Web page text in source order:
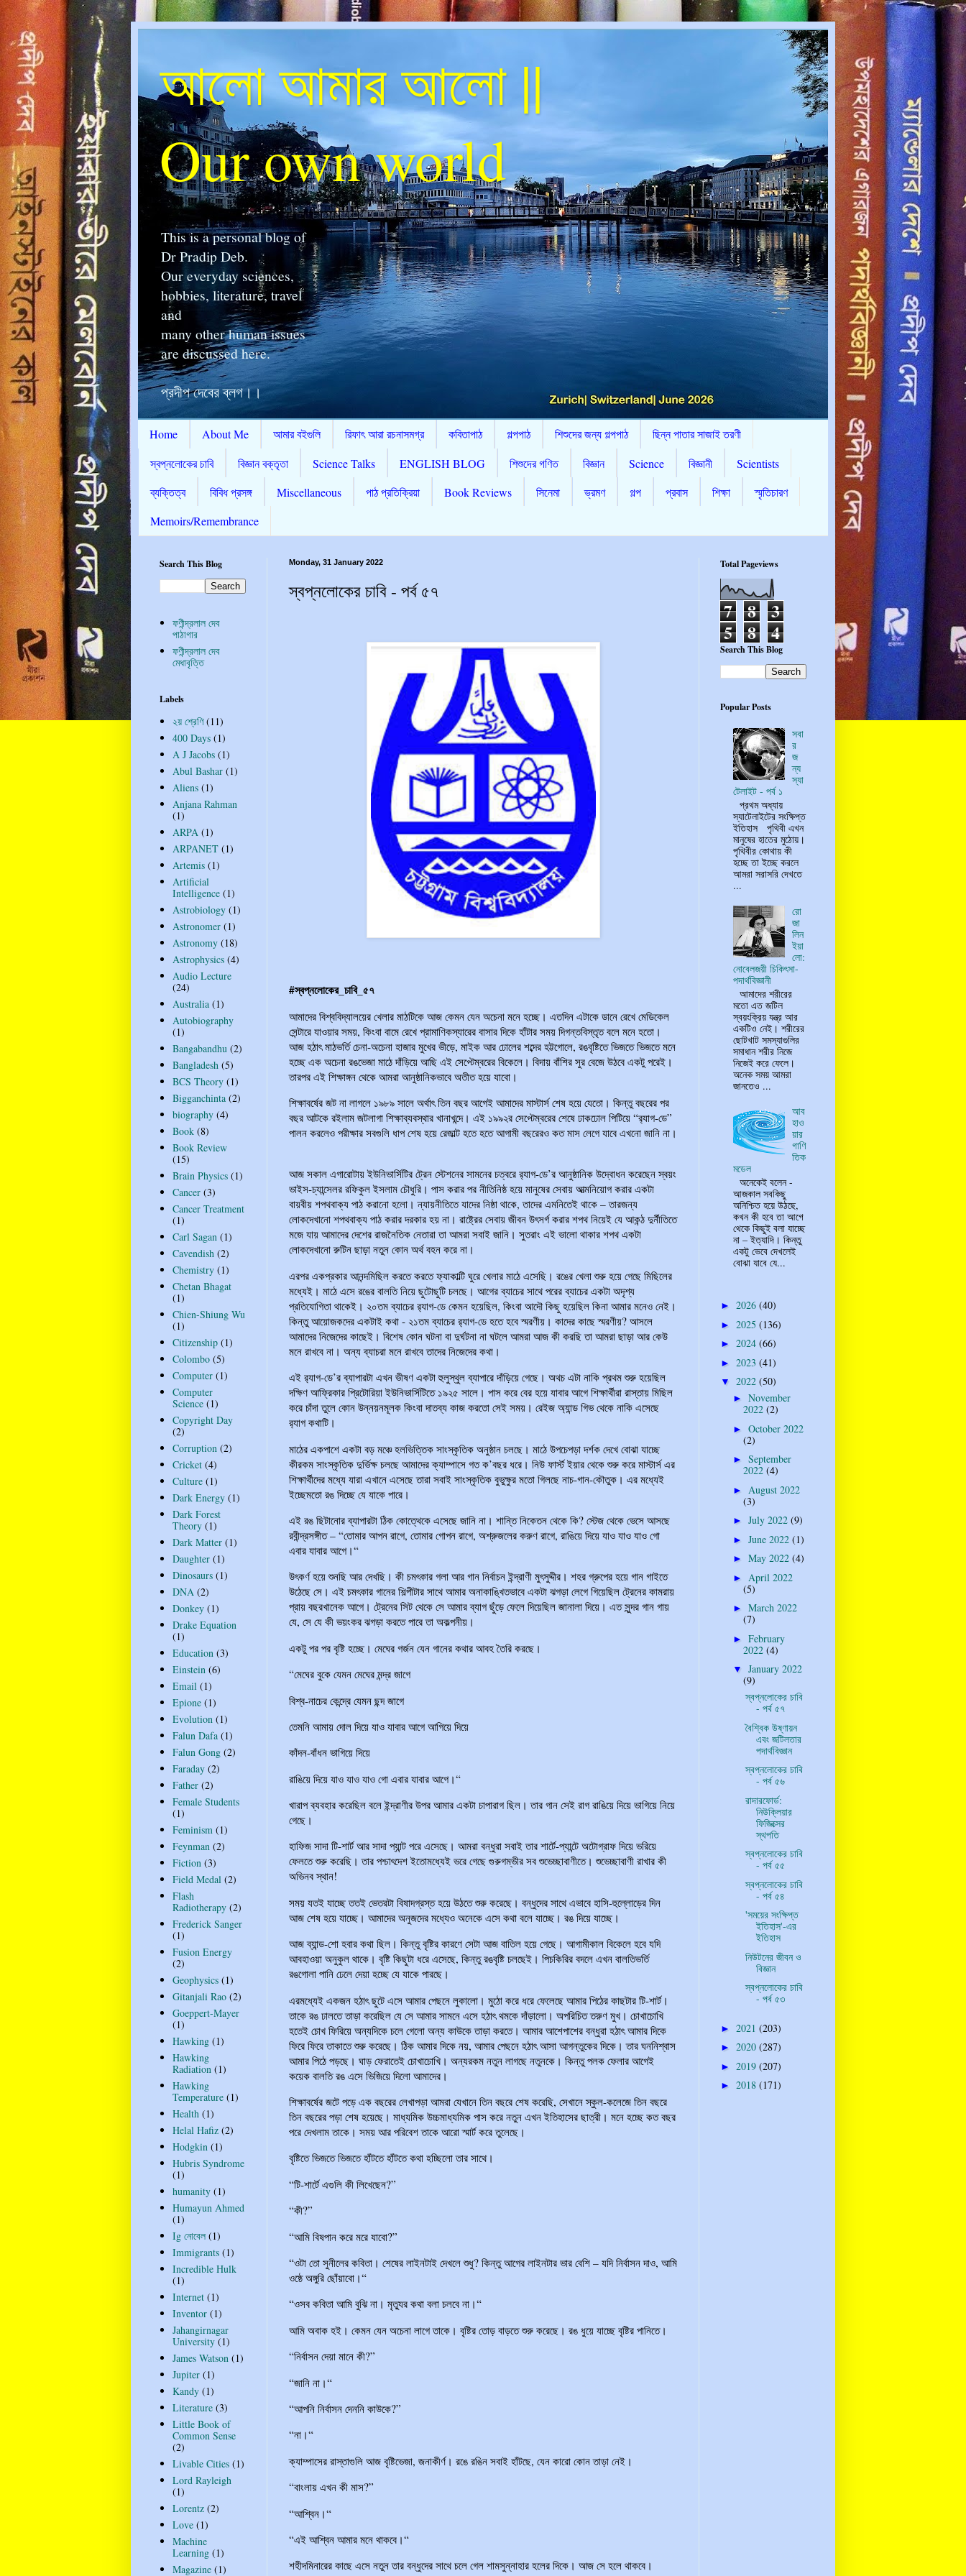
আলো আমার আলো ||
Our own world
This is a personal blog of
Dr Pradip Deb.
Our everyday sciences,
hobbies, literature, travel
and
many other human issues
are discussed here.
প্রদীপ দেবের ব্লগ।।
Home About Me আমার বইগুলি রিফাৎ আরা রচনাসমগ্র কবিতাপাঠ গল্পপাঠ শিশুদের জন্য গল্পপাঠ
ছিন্ন পাতার সাজাই তরণী
স্বপ্নলোকের চাবি
বিজ্ঞান বক্তৃতা Science Talks ENGLISH BLOG শিশুদের গণিত বিজ্ঞান Science বিজ্ঞানী
Scientists
ব্যক্তিত্ব
বিবিধ প্রসঙ্গ Miscellaneous পাঠ প্রতিক্রিয়া Book Reviews সিনেমা ভ্রমণ গল্প প্রবাস শিক্ষা
স্মৃতিচারণ
Memoirs/Remembrance
Monday, 31 January 2022
স্বপ্নলোকের চাবি - পর্ব ৫৭
#স্বপ্নলোকের_চাবি_৫৭
আমাদের বিশ্ববিদ্যালয়ের খেলার মাঠটিকে আজ কেমন যেন অচেনা মনে হচ্ছে। এতদিন এটাকে ডানে রেখে মেডিকেল
সেন্টারে যাওয়ার সময়, কিংবা বামে রেখে প্রামাণিকস্যারের বাসার দিকে হাঁটার সময় দিগন্তবিস্তৃত বলে মনে হতো।
আজ হঠাৎ মাঠভর্তি চেনা-অচেনা হাজার মুখের ভীড়ে, মাইক আর ঢোলের শব্দের হট্টগোলে, রঙবৃষ্টিতে ভিজতে ভিজতে মনে
হচ্ছে এক অচেনা রঙভেজা মাঠে দাঁড়িয়ে আছি এই সেপ্টেম্বরের বিকেলে। বিদায় বাঁশির সুর বেজে উঠবে একটু পরেই।
তারপর এই শিক্ষাঙ্গন থেকে আমরা আনুষ্ঠানিকভাবে অতীত হয়ে যাবো।
শিক্ষাবর্ষের জট না লাগলে ১৯৮৯ সালে অর্থাৎ তিন বছর আগেই আমাদের মাস্টার্স শেষ হয়ে যেতো। কিন্তু বছরের পর
বছর আটকে রইলাম জটলাগা শিক্ষাব্যবস্থার খানাখন্দে। এই ১৯৯২র সেপ্টেম্বরের শেষে ঢাকঢোল পিটিয়ে “র‍্যাগ-ডে”
পালন করলেও পরীক্ষার সবগুলি ধাপ শেষ হয়ে রেজাল্ট হতে হতে আগামী বছরেরও কত মাস লেগে যাবে এখনো জানি না।
আজ সকাল এগারোটায় ইউনিভার্সিটির ট্রেন স্টেশনের সামনের চত্বরে র‍্যাগ-ডে’র আনুষ্ঠানিক উদ্বোধন করেছেন স্বয়ং
ভাইস-চ্যান্সেলর রফিকুল ইসলাম চৌধুরি। পাস করার পর নীতিনিষ্ঠ হয়ে মানুষের সেবায় আত্মনিয়োগ করার একটা
বায়বীয় শপথবাক্য পাঠ করানো হলো। ন্যায়নীতিতে যাদের নিষ্ঠা থাকে, তাদের এমনিতেই থাকে – তারজন্য
লোকদেখানো শপথবাক্য পাঠ করার দরকার হয় না। রাষ্ট্রের সেবায় জীবন উৎসর্গ করার শপথ নিয়েই যে আকন্ঠ দুর্নীতিতে
মজে যায় আমাদের দেশের রাজনৈতিক নেতারা তা আমরা সবাই জানি। সুতরাং এই ভালো থাকার শপথ একটা
লোকদেখানো রুটিন ছাড়া নতুন কোন অর্থ বহন করে না।
এরপর একপ্রকার আনন্দমিছিল করতে করতে ফ্যাকাল্টি ঘুরে খেলার মাঠে এসেছি। রঙের খেলা শুরু হয়ে গেছে মিছিলের
মধ্যেই। মাঠে এসে রঙের বালতি নিয়ে ছুটোছুটি চলছে। আগের ব্যাচের সাথে পরের ব্যাচের একটা অদৃশ্য
প্রতিযোগিতা থাকেই। ২০তম ব্যাচের র‍্যাগ-ডে কেমন হয়েছিল, কিংবা আদৌ কিছু হয়েছিল কিনা আমার মনেও নেই।
কিন্তু আয়োজকদের একটাই কথা - ২১তম ব্যাচের র‍্যাগ-ডে হতে হবে স্মরণীয়। কাদের কাছে স্মরণীয়? আসলে
আমাদের নিজেদের কাছেই। বিশেষ কোন ঘটনা বা দুর্ঘটনা না ঘটলে আমরা আজ কী করছি তা আমরা ছাড়া আর কেউ
মনে রাখবে না। অন্য ব্যাচরা মনে রাখবে তাদের নিজেদের কথা।
এই র‍্যাগ-ডে’র ব্যাপারটা এখন ভীষণ একটা হুলুস্থুল ব্যাপারে দাঁড়িয়ে গেছে। অথচ এটা নাকি প্রথম শুরু হয়েছিল
দক্ষিণ আফ্রিকার প্রিটোরিয়া ইউনিভার্সিটিতে ১৯২৫ সালে। পাস করে বের হয়ে যাবার আগে শিক্ষার্থীরা রাস্তায় মিছিল
করে চাঁদা তুলে কোন উন্নয়নমূলক কিংবা দাতব্য কাজ করতো সেই সময়। রেইজ অ্যান্ড গিভ থেকে নাকি এসেছে
র‍্যাগ কথাটি।
মাঠের একপাশে একটা বড় মঞ্চে হলভিত্তিক সাংস্কৃতিক অনুষ্ঠান চলছে। মাঠে উপচেপড়া দর্শক দেখে বোঝা যাচ্ছে
কীরকম সাংস্কৃতিক দুর্ভিক্ষ চলছে আমাদের ক্যাম্পাসে গত ক’বছর ধরে। নিউ ফার্স্ট ইয়ার থেকে শুরু করে মাস্টার্স এর
শিক্ষার্থীদের মধ্যে যারা এখানে এসেছে তারা সবাই সাংস্কৃতিক বুভুক্ষুর মতো গিলছে নাচ-গান-কৌতুক। এর মধ্যেই
ইচ্ছেমতো রঙ দিচ্ছে যে যাকে পারে।
এই রঙ ছিটানোর ব্যাপারটা ঠিক কোত্থেকে এসেছে জানি না। শান্তি নিকেতন থেকে কি? স্টেজ থেকে ভেসে আসছে
রবীন্দ্রসঙ্গীত – “তোমার আপন রাগে, তোমার গোপন রাগে, অশ্রুজলের করুণ রাগে, রাঙিয়ে দিয়ে যাও যাও যাও গো
এবার যাবার আগে।“
উৎকর্ণ হয়ে শুনছি আর দেখছি। কী চমৎকার গলা আর গান নির্বাচন ইন্দ্রাণী মুৎসুদ্দীর। শহর গ্রুপের হয়ে গান গাইতে
উঠেছে সে। এই চমৎকার গানের শিল্পীটার সাথে আমার অনাকাঙ্খিতভাবে একটা ঝগড়া লেগে গিয়েছিল ট্রেনের কামরায়
প্রায় বছরখানেক আগে। ট্রেনের সিট থেকে সে আমার ব্যাগ ছুঁড়ে ফেলে দিয়েছিল জানালা দিয়ে। এত সুন্দর গান গায়
যে, সে যে কী ভয়ংকর ঝগড়া করতে পারে তা অকল্পনীয়।
একটু পর পর বৃষ্টি হচ্ছে। মেঘের গর্জন যেন গানের কথার আবহ তৈরি করছে।
“মেঘের বুকে যেমন মেঘের মন্দ্র জাগে
বিশ্ব-নাচের কেন্দ্রে যেমন ছন্দ জাগে
তেমনি আমায় দোল দিয়ে যাও যাবার আগে আগিয়ে দিয়ে
কাঁদন-বাঁধন ভাগিয়ে দিয়ে
রাঙিয়ে দিয়ে যাও যাও যাও গো এবার যাবার আগে।“
খারাপ ব্যবহার করেছিল বলে ইন্দ্রাণীর উপর আমার একটা চাপারাগ ছিল। তার গান সেই রাগ রাঙিয়ে দিয়ে ভাগিয়ে নিয়ে
গেছে।
হাফিজ সাদা টি-শার্ট আর সাদা প্যান্ট পরে এসেছে। আমরা বন্ধুরা সবাই তার শার্টে-প্যান্টে অটোগ্রাফ দিয়ে ভরিয়ে
ফেলতে শুরু করেছি। তার পশ্চাৎদেশ ইতোমধ্যেই ভরে গেছে গুরুগম্ভীর সব শুভেচ্ছাবাণীতে। শুভেচ্ছাবাণী রাখার কী
অভিনব স্থান!
সময় যতই যাচ্ছে ততই ভেতরটা বিষাদগ্রস্ত হয়ে উঠতে শুরু করেছে। বন্ধুদের সাথে এভাবে হাসি-হুল্লোড়ের দিন
আজ শেষ হয়ে যাচ্ছে। আমাদের অনুজদের মধ্যেও অনেকে এসে কথা বলে যাচ্ছে। রঙ দিয়ে যাচ্ছে।
আজ ব্যান্ড-শো হবার কথা ছিল। কিন্তু বৃষ্টির কারণে সেটা আজ বাতিল হয়ে গেছে। আগামীকাল বিকেলে হবে যদি
আবহাওয়া অনুকুল থাকে। বৃষ্টি কিছুটা ধরে এসেছে, কিন্তু রঙবৃষ্টি চলছেই। পিচকিরির বদলে এখন বালতিভর্তি
রঙগোলা পানি ঢেলে দেয়া হচ্ছে যে যাকে পারছে।
এরমধ্যেই একজন হঠাৎ ছুটে এসে আমার পেছনে লুকালো। মুঠো করে ধরে ফেলেছে আমার পিঠের কাছটার টি-শার্ট।
তাকে রঙ ঢালতে তাড়া করেছিল যে সে আমার সামনে এসে হঠাৎ থমকে দাঁড়ালো। অপরিচিত তরুণ মুখ। চোখাচোখি
হতেই চোখ ফিরিয়ে অন্যদিকে চলে গেলো অন্য কাউকে তাড়া করতে। আমার আশেপাশের বন্ধুরা হঠাৎ আমার দিকে
ফিরে ফিরে তাকাতে শুরু করেছে। ঠিক আমার দিকে নয়, আমার পেছনে হঠাৎ আসা আগন্তুকের দিকে। তার ঘননিশ্বাস
আমার পিঠে পড়ছে। ঘাড় ফেরাতেই চোখাচোখি। অন্যরকম নতুন লাগছে নতুনকে। কিন্তু পলক ফেলার আগেই
কয়েক বালতি রঙ এসে ভিজিয়ে দিলো আমাদের।
শিক্ষাবর্ষের জটে পড়ে এক বছরের লেখাপড়া আমরা যেখানে তিন বছরে শেষ করেছি, সেখানে স্কুল-কলেজে তিন বছরে
তিন বছরের পড়া শেষ হয়েছে। মাধ্যমিক উচ্চমাধ্যমিক পাস করে নতুন এখন ইতিহাসের ছাত্রী। মনে হচ্ছে কত বছর
পরে দেখলাম তাকে। সময় আর পরিবেশ তাকে আরো স্মার্ট করে তুলেছে।
বৃষ্টিতে ভিজতে ভিজতে হাঁটতে হাঁটতে কথা হচ্ছিলো তার সাথে।
“টি-শার্টে এগুলি কী লিখেছেন?”
“কী?”
“আমি বিষপান করে মরে যাবো?”
“ওটা তো সুনীলের কবিতা। শেষের লাইনটাই দেখলে শুধু? কিন্তু আগের লাইনটার ভার বেশি – যদি নির্বাসন দাও, আমি
ওষ্ঠে অঙ্গুরি ছোঁয়াবো।“
“ওসব কবিতা আমি বুঝি না। মৃত্যুর কথা বলা চলবে না।“
আমি অবাক হই। কেমন যেন অচেনা লাগে তাকে। বৃষ্টির তোড় বাড়তে শুরু করেছে। রঙ ধুয়ে যাচ্ছে বৃষ্টির পানিতে।
“নির্বাসন দেয়া মানে কী?”
“জানি না।“
“আপনি নির্বাসন দেননি কাউকে?”
“না।“
ক্যাম্পাসের রাস্তাগুলি আজ বৃষ্টিভেজা, জনাকীর্ণ। রঙে রঙিন সবাই হাঁটছে, যেন কারো কোন তাড়া নেই।
“বাংলায় এখন কী মাস?”
“আশ্বিন।“
“এই আশ্বিন আমার মনে থাকবে।“
শহীদমিনারের কাছে এসে নতুন তার বন্ধুদের সাথে চলে গেল শামসুন্নাহার হলের দিকে। আজ সে হলে থাকবে।
Search This Blog
ফণীন্দ্রলাল দেব
পাঠাগার
ফণীন্দ্রলাল দেব
মেধাবৃত্তি
Labels
২য় শ্রেণি (11)
400 Days (1)
A J Jacobs (1)
Abul Bashar (1)
Aliens (1)
Anjana Rahman
(1)
ARPA (1)
ARPANET (1)
Artemis (1)
Artificial
Intelligence (1)
Astrobiology (1)
Astronomer (1)
Astronomy (18)
Astrophysics (4)
Audio Lecture
(24)
Australia (1)
Autobiography
(1)
Bangabandhu (2)
Bangladesh (5)
BCS Theory (1)
Bigganchinta (2)
biography (4)
Book (8)
Book Review
(15)
Brain Physics (1)
Cancer (3)
Cancer Treatment
(1)
Carl Sagan (1)
Cavendish (2)
Chemistry (1)
Chetan Bhagat
(1)
Chien-Shiung Wu
(1)
Citizenship (1)
Colombo (5)
Computer (1)
Computer
Science (1)
Copyright Day
(2)
Corruption (2)
Cricket (4)
Culture (1)
Dark Energy (1)
Dark Forest
Theory (1)
Dark Matter (1)
Daughter (1)
Dinosaurs (1)
DNA (2)
Donkey (1)
Drake Equation
(1)
Education (3)
Einstein (6)
Email (1)
Epione (1)
Evolution (1)
Falun Dafa (1)
Falun Gong (2)
Faraday (2)
Father (2)
Female Students
(1)
Feminism (1)
Feynman (2)
Fiction (3)
Field Medal (2)
Flash
Radiotherapy (2)
Frederick Sanger
(1)
Fusion Energy
(2)
Geophysics (1)
Gitanjali Rao (2)
Goeppert-Mayer
(1)
Hawking (1)
Hawking
Radiation (1)
Hawking
Temperature (1)
Health (1)
Helal Hafiz (2)
Hodgkin (1)
Hubris Syndrome
(1)
humanity (1)
Humayun Ahmed
(1)
Ig নোবেল (1)
Immigrants (1)
Incredible Hulk
(1)
Internet (1)
Inventor (1)
Jahangirnagar
University (1)
James Watson (1)
Jupiter (1)
Kandy (1)
Literature (3)
Little Book of
Common Sense
(2)
Livable Cities (1)
Lord Rayleigh
(1)
Lorentz (2)
Love (1)
Machine
Learning (1)
Magazine (1)
Total Pageviews
7 8 3
5 8 4
Search This Blog
Popular Posts
সবা
র
জ
ন্য
স্যা
টেলাইট - পর্ব ১
প্রথম অধ্যায়
স্যাটেলাইটের সংক্ষিপ্ত
ইতিহাস পৃথিবী এখন
মানুষের হাতের মুঠোয়।
পৃথিবীর কোথায় কী
হচ্ছে তা ইচ্ছে করলে
আমরা সরাসরি দেখতে
...
রো
জা
লিন
ইয়া
লো:
নোবেলজয়ী চিকিৎসা-
পদার্থবিজ্ঞানী
আমাদের শরীরের
মতো এত জটিল
স্বয়ংক্রিয় যন্ত্র আর
একটিও নেই। শরীরের
ছোটখাট সমস্যাগুলির
সমাধান শরীর নিজে
নিজেই করে ফেলে।
অনেক সময় আমরা
জানতেও ...
আব
হাও
য়ার
গাণি
তিক
মডেল
অনেকেই বলেন -
আজকাল সবকিছু
অনিশ্চিত হয়ে উঠছে,
কখন কী হবে তা আগে
থেকে কিছুই বলা যাচ্ছে
না – ইত্যাদি। কিন্তু
একটু ভেবে দেখলেই
বোঝা যাবে যে...
► 2026 (40)
► 2025 (136)
► 2024 (66)
► 2023 (41)
▼ 2022 (50)
► November
2022 (2)
► October 2022
(2)
► September
2022 (4)
► August 2022
(3)
► July 2022 (9)
► June 2022 (1)
► May 2022 (4)
► April 2022
(5)
► March 2022
(7)
► February
2022 (4)
▼ January 2022
(9)
স্বপ্নলোকের চাবি
- পর্ব ৫৭
বৈশ্বিক উষ্ণায়ন
এবং জটিলতার
পদার্থবিজ্ঞান
স্বপ্নলোকের চাবি
- পর্ব ৫৬
রাদারফোর্ড:
নিউক্লিয়ার
ফিজিক্সের
স্থপতি
স্বপ্নলোকের চাবি
- পর্ব ৫৫
স্বপ্নলোকের চাবি
- পর্ব ৫৪
'সময়ের সংক্ষিপ্ত
ইতিহাস'-এর
ইতিহাস
নিউটনের জীবন ও
বিজ্ঞান
স্বপ্নলোকের চাবি
- পর্ব ৫৩
► 2021 (203)
► 2020 (287)
► 2019 (207)
► 2018 (171)